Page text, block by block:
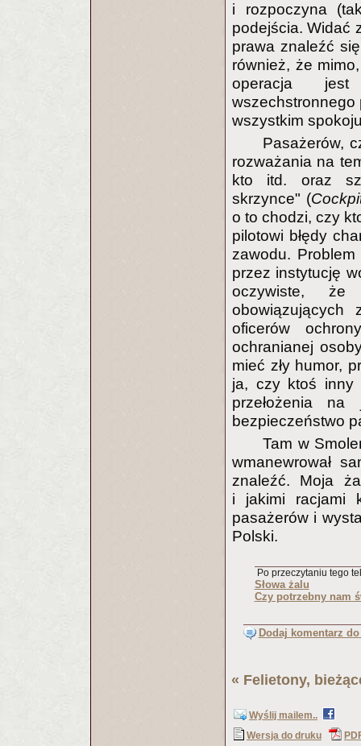
i rozpoczyna
podejścia. Widać
prawa znaleźć
również, że
operacja jest
wszechstronnego
wszystkim
Pasażerów,
rozważania na
kto itd. oraz
skrzynce" (
o to chodzi, czy
pilotowi błędy
zawodu.
przez instytucję
oczywiste, że
obowiązujących
oficerów
ochranianej
mieć zły humor,
ja, czy ktoś inny
przełożenia
bezpieczeństwo
Tam w
wmanewrował
znaleźć. Moja
i jakimi racjami
pasażerów i
Polski.
Po przeczytaniu tego
Słowa żalu
Czy potrzebny nam
Dodaj komentarz
« Felietony,
Wyślij mailem..
Wersja do druku